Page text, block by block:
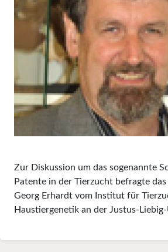
Zur Diskussion um das sogenannte
Patente in der Tierzucht befragte
Georg Erhardt vom Institut für
Haustiergenetik an der Justus-